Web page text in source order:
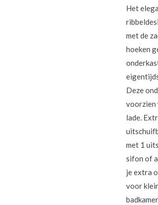
Het
met de
hoeken
Deze
voorzien
lade.
met 1
sifon of
je extra
voor